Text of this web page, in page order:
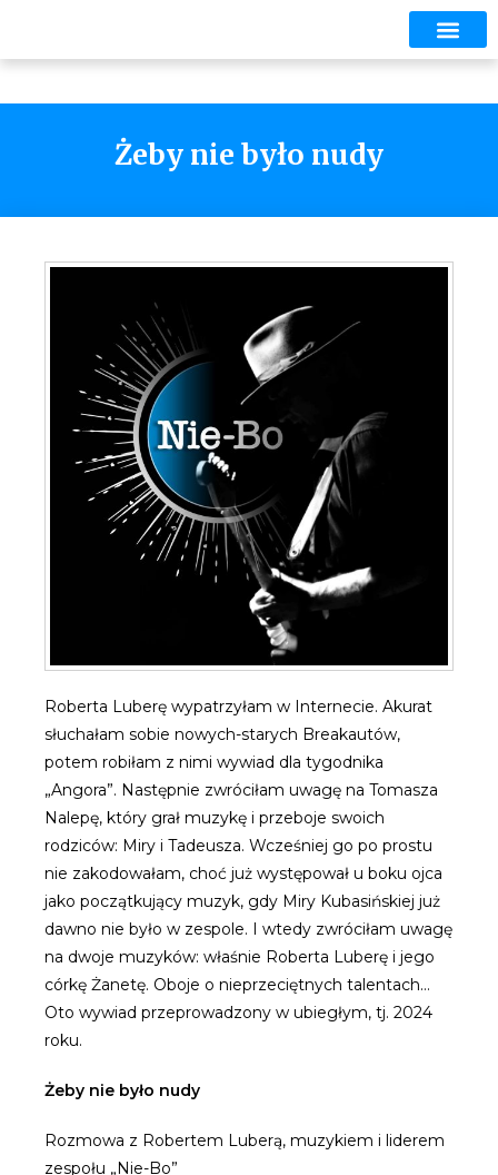
Żeby nie było nudy
Roberta Luberę wypatrzyłam w Internecie. Akurat
słuchałam sobie nowych-starych Breakautów,
potem robiłam z nimi wywiad dla tygodnika
„Angora”. Następnie zwróciłam uwagę na Tomasza
Nalepę, który grał muzykę i przeboje swoich
rodziców: Miry i Tadeusza. Wcześniej go po prostu
nie zakodowałam, choć już występował u boku ojca
jako początkujący muzyk, gdy Miry Kubasińskiej już
dawno nie było w zespole. I wtedy zwróciłam uwagę
na dwoje muzyków: właśnie Roberta Luberę i jego
córkę Żanetę. Oboje o nieprzeciętnych talentach…
Oto wywiad przeprowadzony w ubiegłym, tj. 2024
roku.
Żeby nie było nudy
Rozmowa z Robertem Luberą, muzykiem i liderem
zespołu „Nie-Bo”